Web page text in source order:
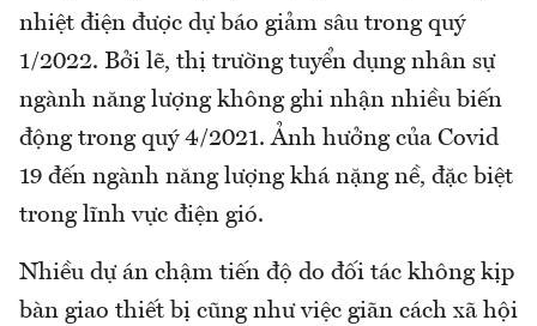
nhiệt điện được dự báo giảm sâu trong quý
1/2022. Bởi lẽ, thị trường tuyển dụng nhân sự
ngành năng lượng không ghi nhận nhiều biến
động trong quý 4/2021. Ảnh hưởng của Covid
19 đến ngành năng lượng khá nặng nề, đặc biệt
trong lĩnh vực điện gió.
Nhiều dự án chậm tiến độ do đối tác không kịp
bàn giao thiết bị cũng như việc giãn cách xã hội